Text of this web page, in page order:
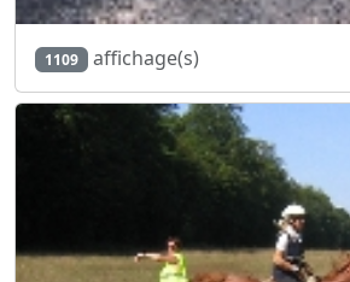
1109 affichage(s)